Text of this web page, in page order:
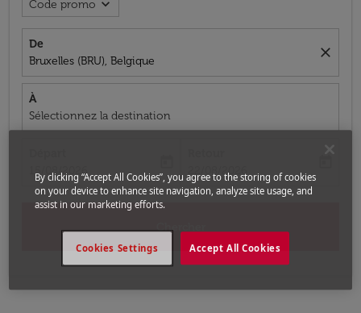
Code promo expand_more
De
Bruxelles (BRU), Belgique
close
À
Sélectionnez la destination
fc-booking-departure-date-aria-label
15/08/2026
fc-booking-return-date-aria-label
22/08/2026
Chercher
By clicking “Accept All Cookies”, you agree to the storing of cookies
on your device to enhance site navigation, analyze site usage, and
assist in our marketing efforts.
Accept All Cookies
Cookies Settings